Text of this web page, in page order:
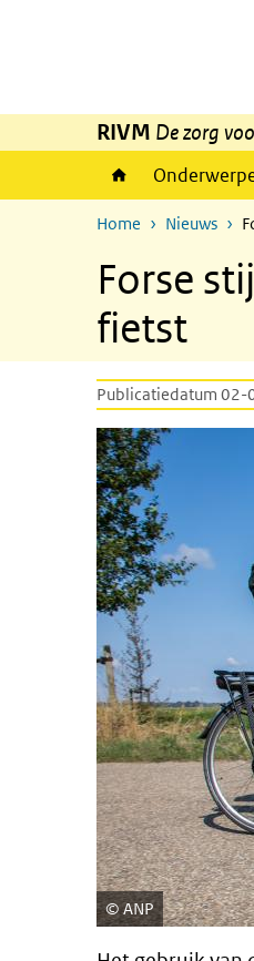
RIVM De zorg
Home Nieuws
Forse
fietst
Publicatiedatum
ANP